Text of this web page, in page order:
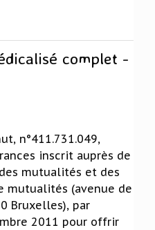
complet -
n°411.731.049,
inscrit auprès de
mutualités et des
mutualités (avenue de
Bruxelles), par
2011 pour offrir